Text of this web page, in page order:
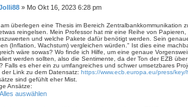
» Mo Okt 16, 2023 6:28 pm
überlegen eine Thesis im Bereich
reingelsen. Mein Professor hat mir eine Reihe von
und welche Pakete dafür benötigt werden. Sein
(Inflation, Wachstum) vergleichen würden." Ist dies eine
wäre sowas? Wo finde ich Hilfe, um eine genaue
werden sollten, also die Sentimente, da der Ton der EZB
Falls es eher ein zu umfangreiches und schwer umsetzbares
der Link zu dem Datensatz: https://www.ecb.europa.eu/press/
sind gefühlt eher Mist.
Ansätze:
Alles auswählen